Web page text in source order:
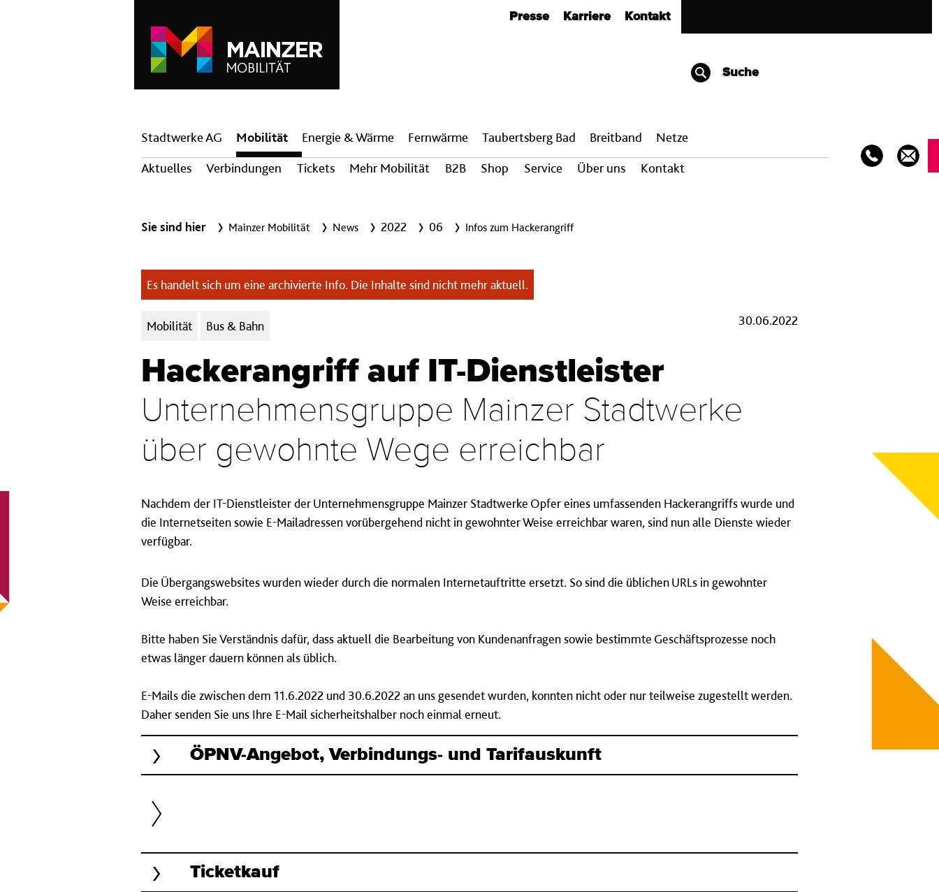
Presse Karriere Kontakt
Suche
Hauptnavigation
Stadtwerke AG
Mobilität
Aktuelles
Verbindungen Tickets Mehr Mobilität B2B Shop Service Über uns Kontakt
Energie & Wärme Fern­wärme Taubertsberg Bad Breit­band Netze
Sie sind hier Mainzer Mobilität News 2022 06 Infos zum Hackerangriff
Es handelt sich um eine archivierte Info. Die Inhalte sind nicht mehr aktuell.
Kategorien:
Mobilität Bus & Bahn 30.06.2022
Hackerangriff auf IT-Dienstleister
Unternehmensgruppe Mainzer Stadtwerke
über gewohnte Wege erreichbar
Nachdem der IT-Dienstleister der Unternehmensgruppe Mainzer Stadtwerke Opfer eines umfassenden Hackerangriffs wurde und
die Internetseiten sowie E-Mailadressen vorübergehend nicht in gewohnter Weise erreichbar waren, sind nun alle Dienste wieder
verfügbar.
Die Übergangswebsites wurden wieder durch die normalen Internetauftritte ersetzt. So sind die üblichen URLs in gewohnter
Weise erreichbar.
Bitte haben Sie Verständnis dafür, dass aktuell die Bearbeitung von Kundenanfragen sowie bestimmte Geschäftsprozesse noch
etwas länger dauern können als üblich.
E-Mails die zwischen dem 11.6.2022 und 30.6.2022 an uns gesendet wurden, konnten nicht oder nur teilweise zugestellt werden.
Daher senden Sie uns Ihre E-Mail sicherheitshalber noch einmal erneut.
ÖPNV-Angebot, Verbindungs- und Tarifauskunft
Ticketkauf